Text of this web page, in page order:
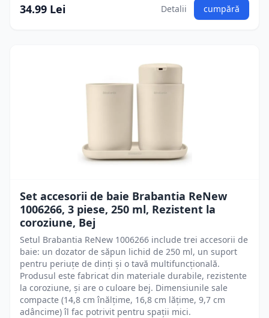
34.99 Lei Detalii cumpără
Set accesorii de baie Brabantia ReNew
1006266, 3 piese, 250 ml, Rezistent la
coroziune, Bej
Setul Brabantia ReNew 1006266 include trei accesorii de
baie: un dozator de săpun lichid de 250 ml, un suport
pentru periuțe de dinți și o tavă multifuncțională.
Produsul este fabricat din materiale durabile, rezistente
la coroziune, și are o culoare bej. Dimensiunile sale
compacte (14,8 cm înălțime, 16,8 cm lățime, 9,7 cm
adâncime) îl fac potrivit pentru spații mici.